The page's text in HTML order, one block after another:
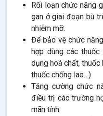
Rối loạn chức năng
gan ở giai đoạn bù
nhiễm mỡ.
Để bảo vệ chức
hợp dùng các
dụng hoá chất, thuốc
thuốc chống lao…)
Tăng cường chức
điều trị các trường
mãn tính.